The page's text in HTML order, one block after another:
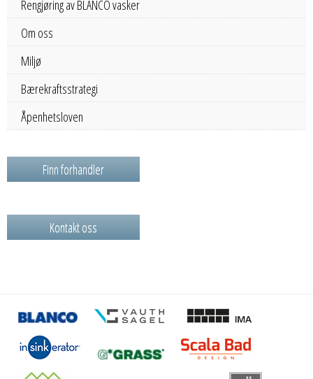
Rengjøring av BLANCO vasker
Om oss
Miljø
Bærekraftsstrategi
Åpenhetsloven
Finn forhandler
Kontakt oss